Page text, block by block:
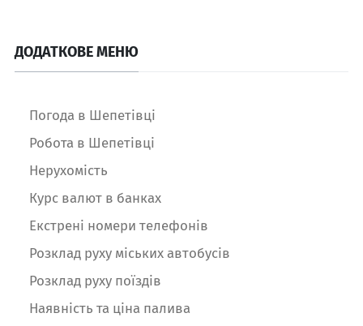
ДОДАТКОВЕ МЕНЮ
Погода в Шепетівці
Робота в Шепетівці
Нерухомість
Курс валют в банках
Екстрені номери телефонів
Розклад руху міських автобусів
Розклад руху поїздів
Наявність та ціна палива